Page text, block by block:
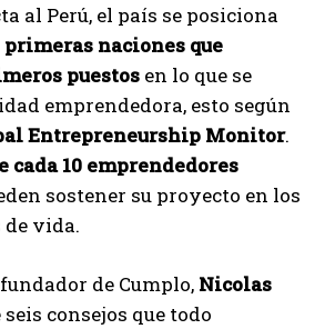
al Perú, el país se posiciona
primeras naciones que
puestos en lo que se
emprendedora, esto según
Entrepreneurship Monitor.
cada 10 emprendedores
sostener su proyecto en los
de vida.
de Cumplo, Nicolas
consejos que todo